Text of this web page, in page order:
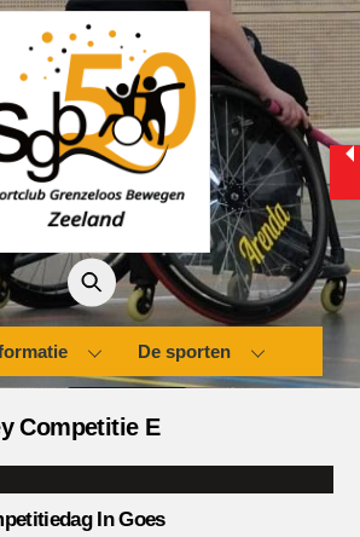
De sporten
Competitie E
In Goes